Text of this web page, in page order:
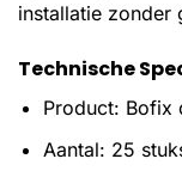
installatie zonder
Technische
Product: Bofix
Aantal: 25